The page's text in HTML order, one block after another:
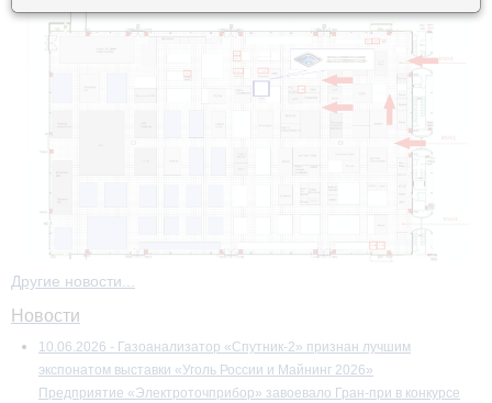
Другие новости...
Новости
10.06.2026 - Газоанализатор «Спутник-2» признан лучшим
экспонатом выставки «Уголь России и Майнинг 2026»
Предприятие «Электроточприбор» завоевало Гран-при в конкурсе